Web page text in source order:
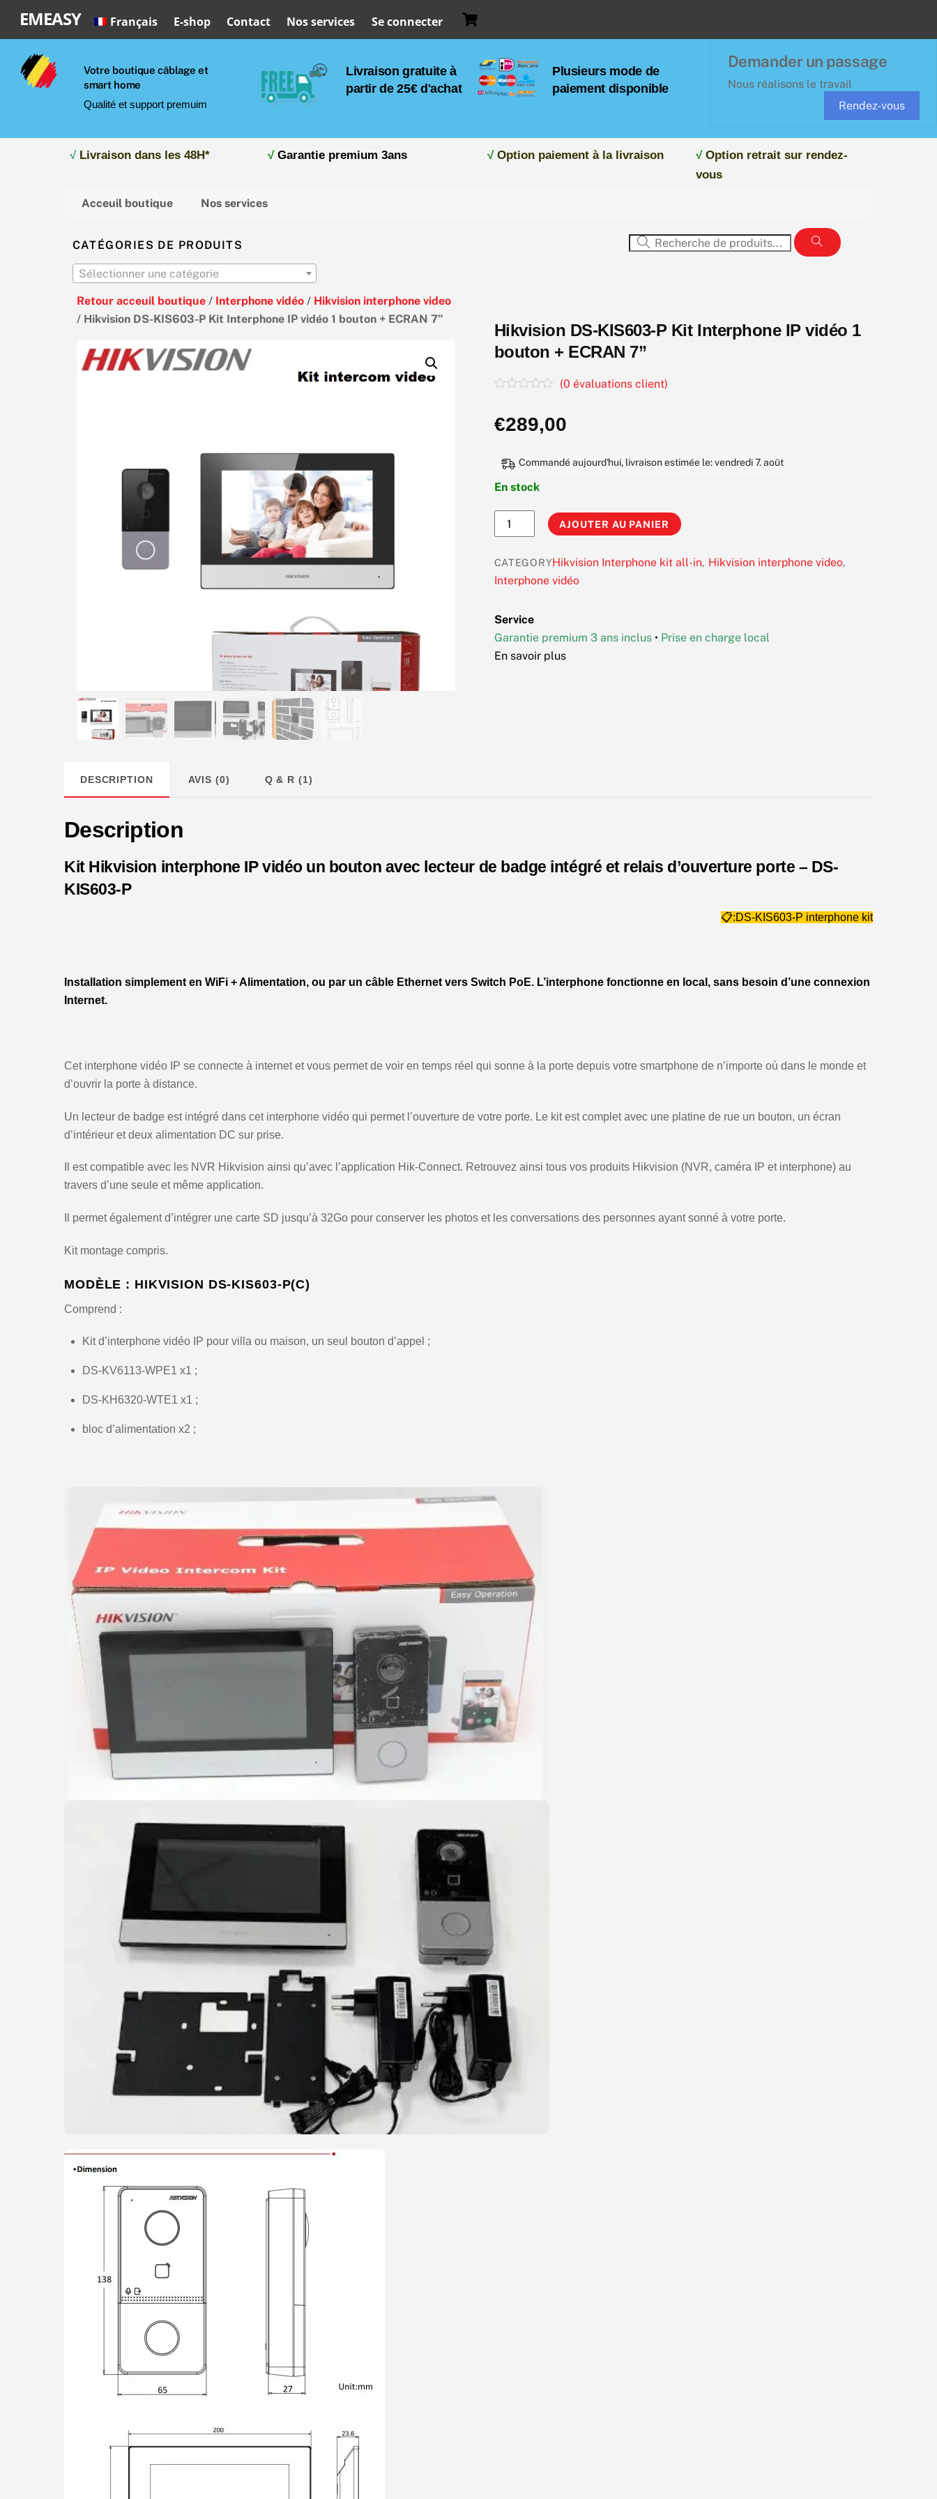
EMEASY Français E-shop Contact Nos services Se connecter
Votre boutique câblage et
smart home
Qualité et support premuim
Livraison gratuite à
partir de 25€ d'achat
Plusieurs mode de
paiement disponible
Demander un passage
Nous réalisons le travail
Rendez-vous
√ Livraison dans les 48H* √ Garantie premium 3ans √Option paiement à la livraison √Option retrait sur rendez-
vous
Acceuil boutique Nos services
CATÉGORIES DE PRODUITS
Sélectionner une catégorie
Retour acceuil boutique/ Interphone vidéo/ Hikvision interphone video
/ Hikvision DS-KIS603-P Kit Interphone IP vidéo 1 bouton + ECRAN 7”
Hikvision DS-KIS603-P Kit Interphone IP vidéo 1
bouton + ECRAN 7”
t
e
5
(0 évaluations client)
€289,00
Commandé aujourd'hui, livraison estimée le: vendredi 7. août
En stock
quantité
de
DS-
Kit
Interphone
IP
AJOUTER AU PANIER
CATEGORYHikvision Interphone kit all-in, Hikvision interphone video,
Interphone vidéo
Service
Garantie premium 3 ans inclus • Prise en charge local
En savoir plus
DESCRIPTION AVIS (0) Q & R (1)
Description
Kit Hikvision interphone IP vidéo un bouton avec lecteur de badge intégré et relais d’ouverture porte – DS-
KIS603-P
📋:DS-KIS603-P interphone kit
Installation simplement en WiFi + Alimentation, ou par un câble Ethernet vers Switch PoE. L’interphone fonctionne en local, sans besoin d’une connexion
Internet.
Cet interphone vidéo IP se connecte à internet et vous permet de voir en temps réel qui sonne à la porte depuis votre smartphone de n’importe où dans le monde et
d’ouvrir la porte à distance.
Un lecteur de badge est intégré dans cet interphone vidéo qui permet l’ouverture de votre porte. Le kit est complet avec une platine de rue un bouton, un écran
d’intérieur et deux alimentation DC sur prise.
Il est compatible avec les NVR Hikvision ainsi qu’avec l’application Hik-Connect. Retrouvez ainsi tous vos produits Hikvision (NVR, caméra IP et interphone) au
travers d’une seule et même application.
Il permet également d’intégrer une carte SD jusqu’à 32Go pour conserver les photos et les conversations des personnes ayant sonné à votre porte.
Kit montage compris.
MODÈLE : HIKVISION DS-KIS603-P(C)
Comprend :
Kit d’interphone vidéo IP pour villa ou maison, un seul bouton d’appel ;
DS-KV6113-WPE1 x1 ;
DS-KH6320-WTE1 x1 ;
bloc d’alimentation x2 ;